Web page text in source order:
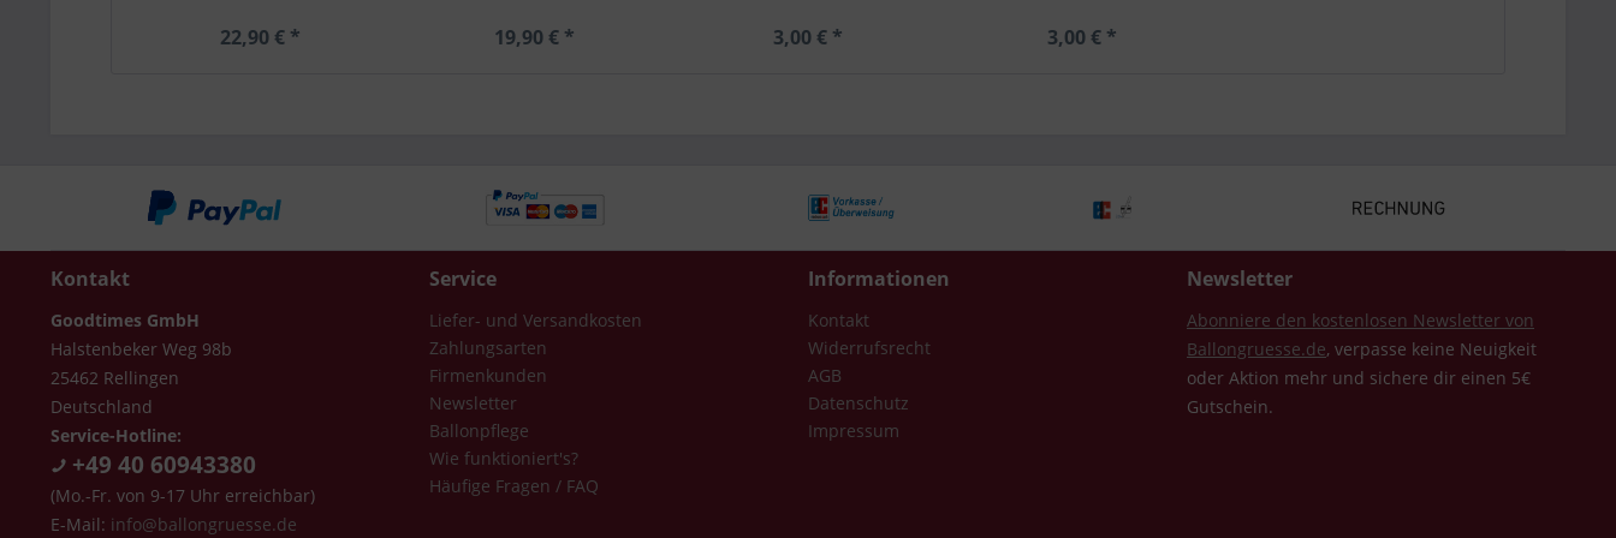
22,90 € * 19,90 € * 3,00 € * 3,00 € *
Kontakt
Goodtimes GmbH
Halstenbeker Weg 98b
25462 Rellingen
Deutschland
Service-Hotline:
+49 40 60943380
(Mo.-Fr. von 9-17 Uhr erreichbar)
E-Mail: info@ballongruesse.de
Service
Liefer- und Versandkosten
Zahlungsarten
Firmenkunden
Newsletter
Ballonpflege
Wie funktioniert's?
Häufige Fragen / FAQ
Informationen
Kontakt
Widerrufsrecht
AGB
Datenschutz
Impressum
Newsletter
Abonniere den kostenlosen Newsletter von
Ballongruesse.de, verpasse keine Neuigkeit
oder Aktion mehr und sichere dir einen 5€
Gutschein.